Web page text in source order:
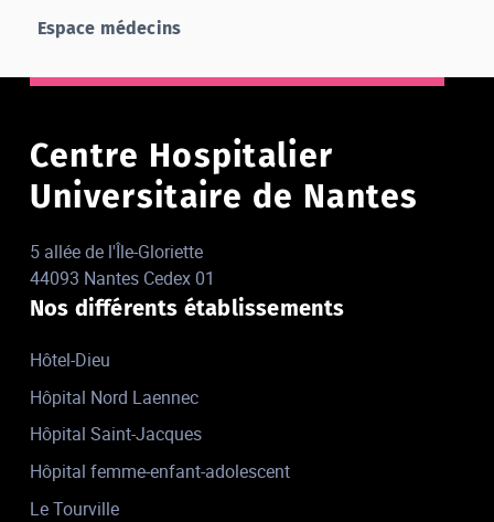
Espace médecins
Centre Hospitalier
Universitaire de Nantes
5 allée de l'Île-Gloriette
44093 Nantes Cedex 01
Nos différents établissements
Hôtel-Dieu
Hôpital Nord Laennec
Hôpital Saint-Jacques
Hôpital femme-enfant-adolescent
Le Tourville